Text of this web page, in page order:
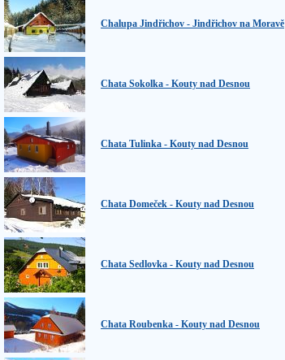
Chalupa Jindřichov - Jindřichov na Moravě
Chata Sokolka - Kouty nad Desnou
Chata Tulinka - Kouty nad Desnou
Chata Domeček - Kouty nad Desnou
Chata Sedlovka - Kouty nad Desnou
Chata Roubenka - Kouty nad Desnou